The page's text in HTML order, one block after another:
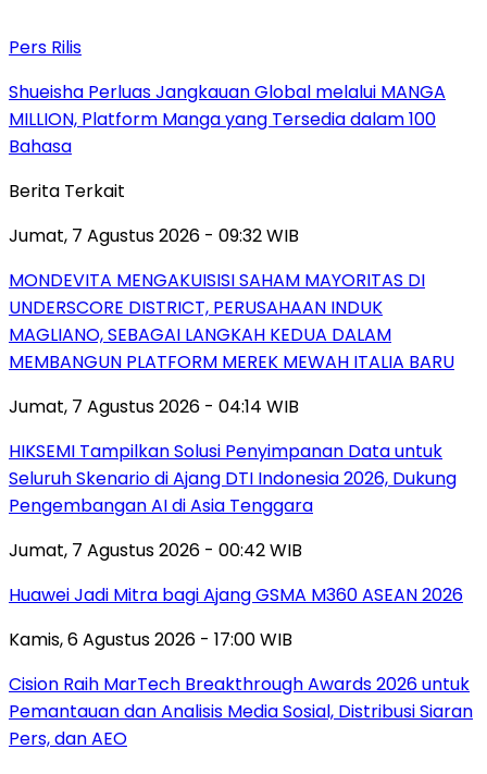
Pers Rilis
Shueisha Perluas Jangkauan Global melalui MANGA
MILLION, Platform Manga yang Tersedia dalam 100
Bahasa
Berita Terkait
Jumat, 7 Agustus 2026 - 09:32 WIB
MONDEVITA MENGAKUISISI SAHAM MAYORITAS DI
UNDERSCORE DISTRICT, PERUSAHAAN INDUK
MAGLIANO, SEBAGAI LANGKAH KEDUA DALAM
MEMBANGUN PLATFORM MEREK MEWAH ITALIA BARU
Jumat, 7 Agustus 2026 - 04:14 WIB
HIKSEMI Tampilkan Solusi Penyimpanan Data untuk
Seluruh Skenario di Ajang DTI Indonesia 2026, Dukung
Pengembangan AI di Asia Tenggara
Jumat, 7 Agustus 2026 - 00:42 WIB
Huawei Jadi Mitra bagi Ajang GSMA M360 ASEAN 2026
Kamis, 6 Agustus 2026 - 17:00 WIB
Cision Raih MarTech Breakthrough Awards 2026 untuk
Pemantauan dan Analisis Media Sosial, Distribusi Siaran
Pers, dan AEO